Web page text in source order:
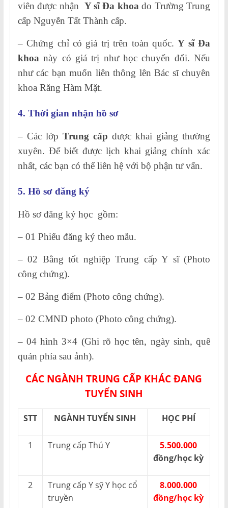
viên được nhận Y sĩ Đa khoa do Trường Trung
cấp Nguyễn Tất Thành cấp.
– Chứng chỉ có giá trị trên toàn quốc. Y sĩ Đa
khoa này có giá trị như học chuyển đổi. Nếu
như các bạn muốn liên thông lên Bác sĩ chuyên
khoa Răng Hàm Mặt.
4. Thời gian nhận hồ sơ
– Các lớp Trung cấpđược khai giảng thường
xuyên. Để biết được lịch khai giảng chính xác
nhất, các bạn có thể liên hệ với bộ phận tư vấn.
5. Hồ sơ đăng ký
Hồ sơ đăng ký học gồm:
– 01 Phiếu đăng ký theo mẫu.
– 02 Bằng tốt nghiệp Trung cấp Y sĩ (Photo
công chứng).
– 02 Bảng điểm (Photo công chứng).
– 02 CMND photo (Photo công chứng).
– 04 hình 3×4 (Ghi rõ học tên, ngày sinh, quê
quán phía sau ảnh).
CÁC NGÀNH TRUNG CẤP KHÁC ĐANG
TUYỂN SINH
STT NGÀNH TUYỂN SINH HỌC PHÍ
1 Trung cấp Thú Y
5.500.000
đồng/học kỳ
2
Trung cấp Y sỹ Y học cổ
truyền
8.000.000
đồng/học kỳ